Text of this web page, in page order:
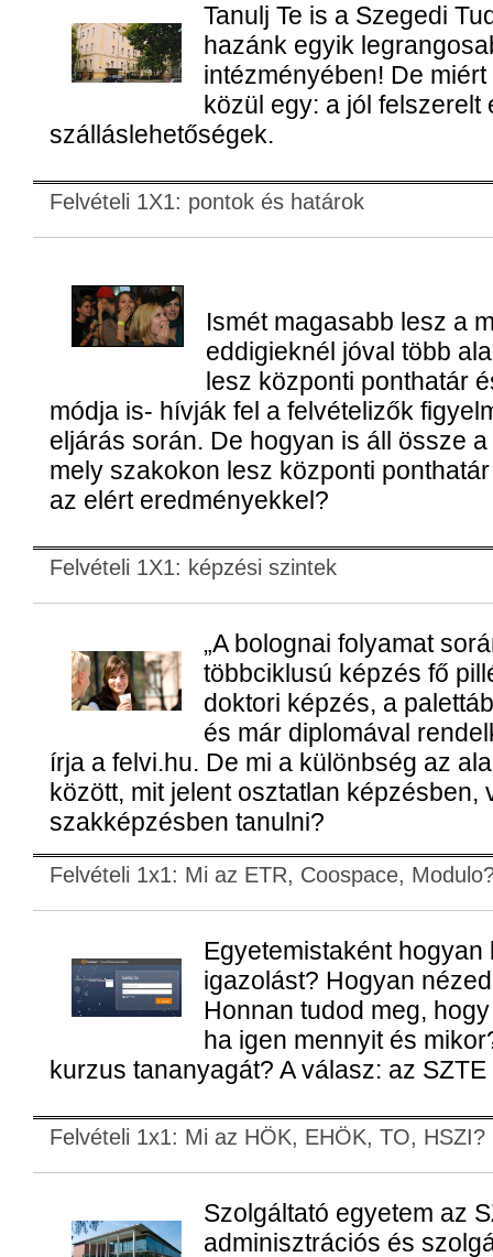
Tanulj Te is a Szegedi
hazánk egyik
intézményében! De
közül egy: a jól felszerelt
szálláslehetőségek.
Felvételi 1X1: pontok és határok
Ismét magasabb lesz a
eddigieknél jóval több
lesz központi ponthatár
módja is- hívják fel a felvételizők
eljárás során. De hogyan is áll össze
mely szakokon lesz központi
az elért eredményekkel?
Felvételi 1X1: képzési szintek
„A bolognai folyamat
többciklusú képzés fő
doktori képzés, a
és már diplomával
írja a felvi.hu. De mi a különbség az
között, mit jelent osztatlan képzésben,
szakképzésben tanulni?
Felvételi 1x1: Mi az ETR, Coospace,
Egyetemistaként
igazolást? Hogyan
Honnan tudod meg,
ha igen mennyit és
kurzus tananyagát? A válasz: az
Felvételi 1x1: Mi az HÖK, EHÖK, TO, HSZI?
Szolgáltató egyetem az
adminisztrációs és